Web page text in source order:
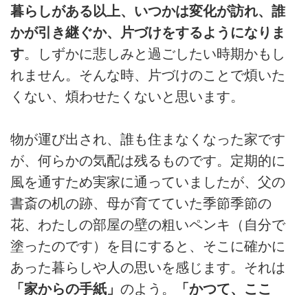
暮らしがある以上、いつかは変化が訪れ、誰
かが引き継ぐか、片づけをするようになりま
す。しずかに悲しみと過ごしたい時期かもし
れません。そんな時、片づけのことで煩いた
くない、煩わせたくないと思います。
物が運び出され、誰も住まなくなった家です
が、何らかの気配は残るものです。定期的に
風を通すため実家に通っていましたが、父の
書斎の机の跡、母が育てていた季節季節の
花、わたしの部屋の壁の粗いペンキ（自分で
塗ったのです）を目にすると、そこに確かに
あった暮らしや人の思いを感じます。それは
「家からの手紙」 のよう。 「かつて、ここ